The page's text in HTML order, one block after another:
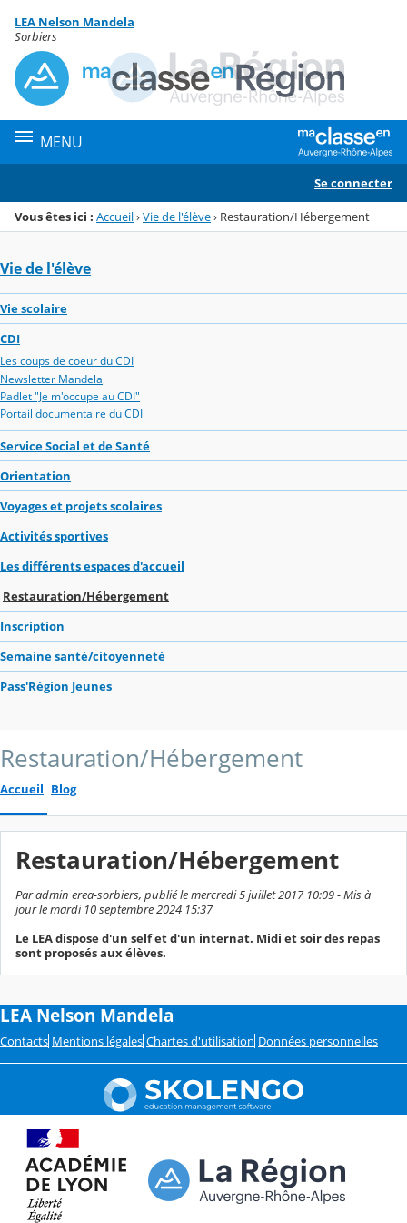
Menu de la rubrique
Contenu
LEA Nelson Mandela
Sorbiers
MENU
Se connecter
Vous êtes ici : Accueil›Vie de l'élève› Restauration/Hébergement
Vie de l'élève
Vie scolaire
CDI
Les coups de coeur du CDI
Newsletter Mandela
Padlet "Je m'occupe au CDI"
Portail documentaire du CDI
Service Social et de Santé
Orientation
Voyages et projets scolaires
Activités sportives
Les différents espaces d'accueil
Restauration/Hébergement
Inscription
Semaine santé/citoyenneté
Pass'Région Jeunes
Restauration/Hébergement
Accueil Blog
Restauration/Hébergement
Par admin erea-sorbiers, publié le mercredi 5 juillet 2017 10:09 - Mis à
jour le mardi 10 septembre 2024 15:37
Le LEA dispose d'un self et d'un internat. Midi et soir des repas
sont proposés aux élèves.
LEA Nelson Mandela
Contacts Mentions légales Chartes d'utilisation Données personnelles